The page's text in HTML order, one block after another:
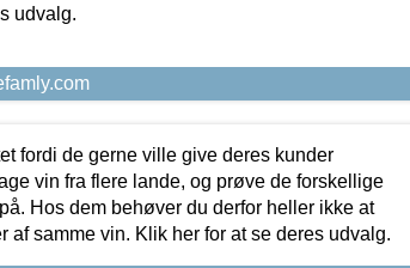
udvalg.
fordi de gerne ville give deres kunder
vin fra flere lande, og prøve de forskellige
Hos dem behøver du derfor heller ikke at
af samme vin. Klik her for at se deres udvalg.